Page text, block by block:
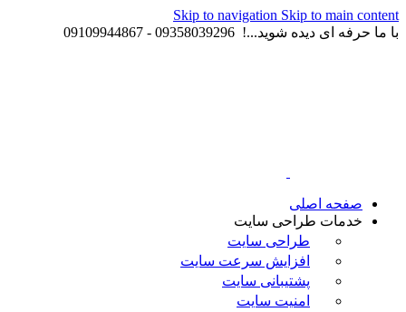
Skip to navigation Skip to main content
با ما حرفه ای دیده شوید...! 09358039296 - 09109944867
صفحه اصلی
خدمات طراحی سایت
طراحی سایت
افزایش سرعت سایت
پشتیبانی سایت
امنیت سایت